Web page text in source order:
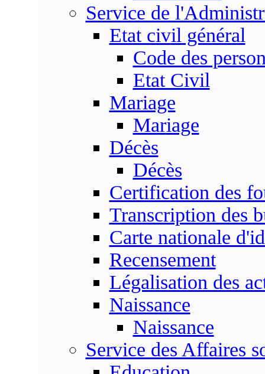
Service de
Etat civil général
Code des
Etat Civil
Mariage
Mariage
Décès
Décès
Certification des
Transcription des
Carte nationale
Recensement
Légalisation des
Naissance
Naissance
Service des Affaires